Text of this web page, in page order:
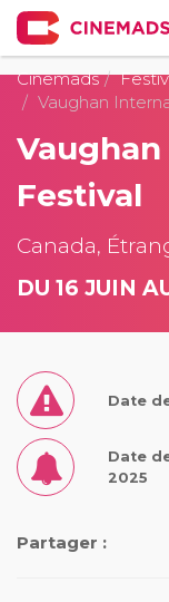
Cinemads
Vaughan
Festival
Canada,
DU 16 JUIN
Date
Date
2025
Partager :